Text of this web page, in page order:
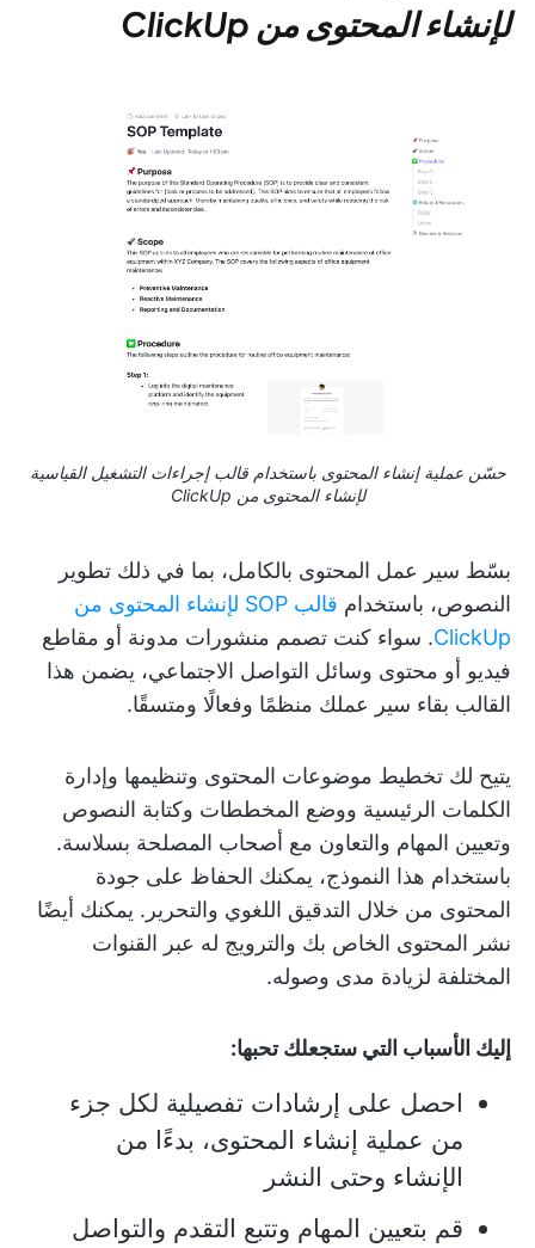
لإنشاء المحتوى من ClickUp
حسّن عملية إنشاء المحتوى باستخدام قالب إجراءات التشغيل القياسية
لإنشاء المحتوى من ClickUp
بسّط سير عمل المحتوى بالكامل، بما في ذلك تطوير
النصوص، باستخدام
قالب SOP لإنشاء المحتوى من
ClickUp. سواء كنت تصمم منشورات مدونة أو مقاطع
فيديو أو محتوى وسائل التواصل الاجتماعي، يضمن هذا
القالب بقاء سير عملك منظمًا وفعالًا ومتسقًا.
يتيح لك تخطيط موضوعات المحتوى وتنظيمها وإدارة
الكلمات الرئيسية ووضع المخططات وكتابة النصوص
وتعيين المهام والتعاون مع أصحاب المصلحة بسلاسة.
باستخدام هذا النموذج، يمكنك الحفاظ على جودة
المحتوى من خلال التدقيق اللغوي والتحرير. يمكنك أيضًا
نشر المحتوى الخاص بك والترويج له عبر القنوات
المختلفة لزيادة مدى وصوله.
إليك الأسباب التي ستجعلك تحبها:
احصل على إرشادات تفصيلية لكل جزء
من عملية إنشاء المحتوى، بدءًا من
الإنشاء وحتى النشر
قم بتعيين المهام وتتبع التقدم والتواصل